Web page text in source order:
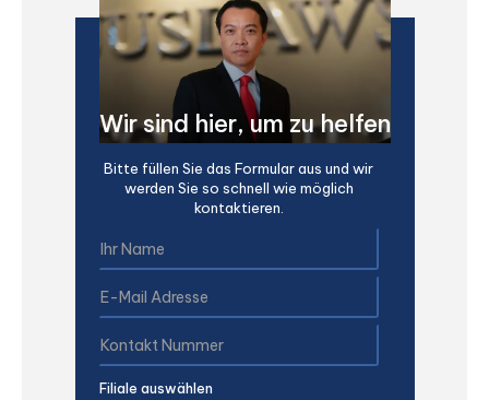
Wir sind hier, um zu helfen
Bitte füllen Sie das Formular aus und wir
werden Sie so schnell wie möglich
kontaktieren.
Filiale auswählen